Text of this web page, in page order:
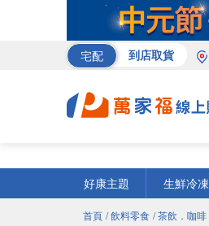
宅配 到店取貨
好康主題
生鮮冷凍
首頁 / 飲料零食 / 茶飲．咖啡